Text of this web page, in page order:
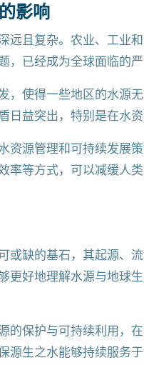
影响
远且复杂。农业、工业
，已经成为全球面临的严
，使得一些地区的水源
日益突出，特别是在水资
资源管理和可持续发展
率等方式，可以减缓人
或缺的基石，其起源、
更好地理解水源与地球
的保护与可持续利用，
源生之水能够持续服务